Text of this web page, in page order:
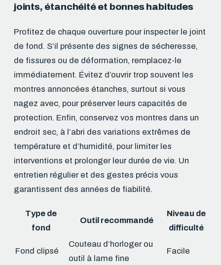
joints, étanchéité et bonnes habitudes
Profitez de chaque ouverture pour inspecter le joint
de fond. S’il présente des signes de sécheresse,
de fissures ou de déformation, remplacez-le
immédiatement. Évitez d’ouvrir trop souvent les
montres annoncées étanches, surtout si vous
nagez avec, pour préserver leurs capacités de
protection. Enfin, conservez vos montres dans un
endroit sec, à l’abri des variations extrêmes de
température et d’humidité, pour limiter les
interventions et prolonger leur durée de vie. Un
entretien régulier et des gestes précis vous
garantissent des années de fiabilité.
Type de
fond
Outil recommandé
Niveau de
difficulté
Fond clipsé
Couteau d’horloger ou
outil à lame fine
Facile